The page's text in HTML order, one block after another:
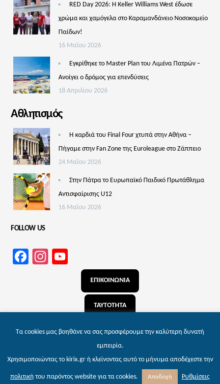
RED Day 2026: Η Keller Williams West έδωσε
χρώμα και χαμόγελα στο Καραμανδάνειο Νοσοκομείο
Παίδων!
16 Μαΐου 2026
Εγκρίθηκε το Master Plan του Λιμένα Πατρών –
Aνοίγει ο δρόμος για επενδύσεις
18 Απριλίου 2026
Αθλητισμός
Η καρδιά του Final Four χτυπά στην Αθήνα –
Πήγαμε στην Fan Zone της Euroleague στο Ζάππειο
24 Μαΐου 2026
Στην Πάτρα το Ευρωπαϊκό Παιδικό Πρωτάθλημα
Αντισφαίρισης U12
16 Μαΐου 2026
FOLLOW US
Facebook
Instagram
Channel
ΕΠΙΚΟΙΝΩΝΙΑ
ΤΑΥΤΟΤΗΤΑ
Τα cookies μας βοηθάνε να σας προσφέρουμε την καλύτερη δυνατή
εμπειρία.
Χρησιμοποιώντας το kirix.gr ή κλείνοντας αυτό το μήνυμα αποδέχεστε την
πολιτική του παρόντος website για τα cookies. Αποδοχή Ρυθμίσεις